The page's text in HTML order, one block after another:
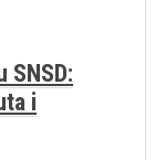
SNSD:
i